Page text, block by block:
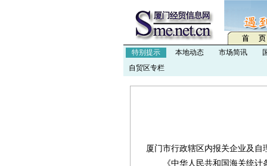
特别提示
本地动态 市场简讯
自贸区专栏
厦门市行政辖区内报关企业及自
《中华人民共和国海关统计条